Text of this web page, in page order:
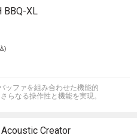
BBQ-XL
)
ッファを組み合わせた機能的
らなる操作性と機能を実現。
Creator